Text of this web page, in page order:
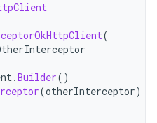
(
.Builder()
(otherInterceptor)